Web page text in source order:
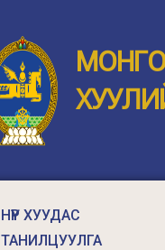
НҮҮР ХУУДАС
ТАНИЛЦУУЛГА